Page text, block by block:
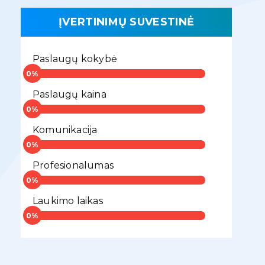
ĮVERTINIMŲ SUVESTINĖ
Paslaugų kokybė
Paslaugų kaina
Komunikacija
Profesionalumas
Laukimo laikas